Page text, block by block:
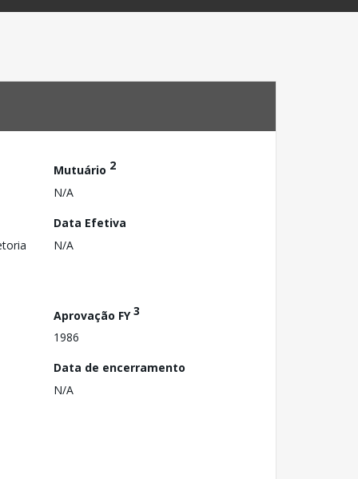
Mutuário 2
N/A
Data Efetiva
N/A
Aprovação FY3
1986
Data de encerramento
N/A